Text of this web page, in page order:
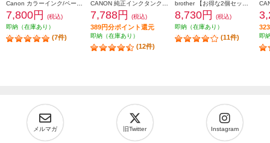
7,800円
(税込)
即納（在庫あり）
(7件)
7,788円 (税込)
389円分ポイント還元
即納（在庫あり）
(12件)
8,730円
(税込)
即納（在庫あり）
(11件) 即
メルマガ 旧Twitter Instagram